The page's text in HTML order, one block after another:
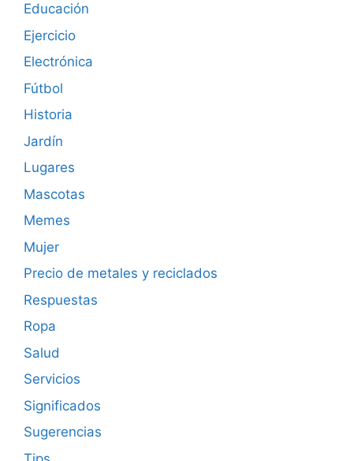
Educación
Ejercicio
Electrónica
Fútbol
Historia
Jardín
Lugares
Mascotas
Memes
Mujer
Precio de metales y reciclados
Respuestas
Ropa
Salud
Servicios
Significados
Sugerencias